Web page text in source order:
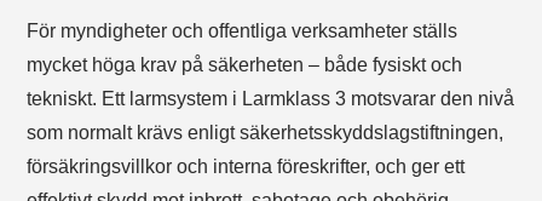
För myndigheter och offentliga verksamheter ställs
mycket höga krav på säkerheten – både fysiskt och
tekniskt. Ett larmsystem i Larmklass 3 motsvarar den nivå
som normalt krävs enligt säkerhetsskyddslagstiftningen,
försäkringsvillkor och interna föreskrifter, och ger ett